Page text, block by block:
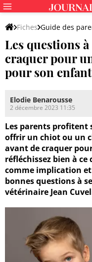
Fiches Guide des
Mon enfant au quotidien
Les questions
craquer pour
pour son enfant
Elodie Benarousse
2 décembre 2023 11:35
Les parents profitent
offrir un chiot ou un
avant de craquer
réfléchissez bien à
comme implication
bonnes questions à
vétérinaire Jean